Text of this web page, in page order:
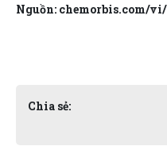
Nguồn: chemorbis.com/vi/
Chia sẻ: